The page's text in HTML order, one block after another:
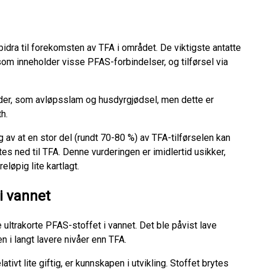
til forekomsten av TFA i området. De viktigste antatte
inneholder visse PFAS-forbindelser, og tilførsel via
som avløpsslam og husdyrgjødsel, men dette er
av at en stor del (rundt 70-80 %) av TFA-tilførselen kan
ned til TFA. Denne vurderingen er imidlertid usikker,
lite kartlagt.
vannet
PFAS-stoffet i vannet. Det ble påvist lave
i langt lavere nivåer enn TFA.
lite giftig, er kunnskapen i utvikling. Stoffet brytes